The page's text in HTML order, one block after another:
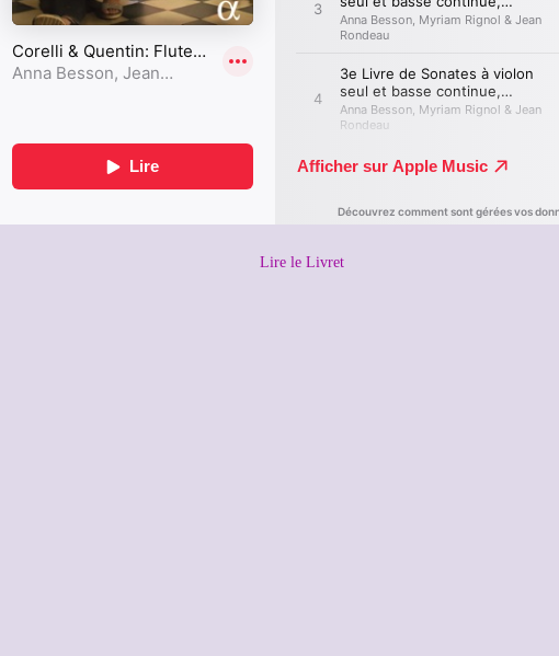
Lire le Livret